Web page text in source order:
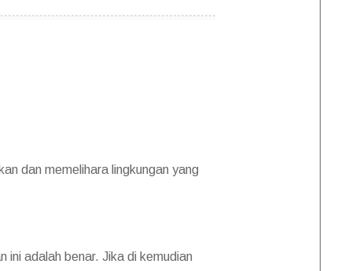
dan memelihara lingkungan yang
ini adalah benar. Jika di kemudian